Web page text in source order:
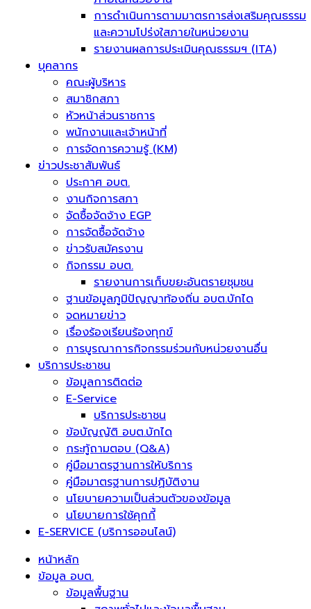
การดำเนินการตามมาตรการส่งเสริมคุณธรรม
และความโปร่งใสภายในหน่วยงาน
รายงานผลการประเมินคุณธรรมฯ (ITA)
บุคลากร
คณะผู้บริหาร
สมาชิกสภา
หัวหน้าส่วนราชการ
พนักงานและเจ้าหน้าที่
การจัดการความรู้ (KM)
ข่าวประชาสัมพันธ์
ประกาศ อบต.
งานกิจการสภา
จัดซื้อจัดจ้าง EGP
การจัดซื้อจัดจ้าง
ข่าวรับสมัครงาน
กิจกรรม อบต.
รายงานการเก็บขยะอันตรายชุมชน
ฐานข้อมูลภูมิปัญญาท้องถิ่น อบต.บักได
จดหมายข่าว
เรื่องร้องเรียนร้องทุกข์
การบูรณาการกิจกรรมร่วมกับหน่วยงานอื่น
บริการประชาชน
ข้อมูลการติดต่อ
E-Service
บริการประชาชน
ข้อบัญญัติ อบต.บักได
กระทู้ถามตอบ (Q&A)
คู่มือมาตรฐานการให้บริการ
คู่มือมาตรฐานการปฏิบัติงาน
นโยบายความเป็นส่วนตัวของข้อมูล
นโยบายการใช้คุกกี้
E-SERVICE (บริการออนไลน์)
หน้าหลัก
ข้อมูล อบต.
ข้อมูลพื้นฐาน